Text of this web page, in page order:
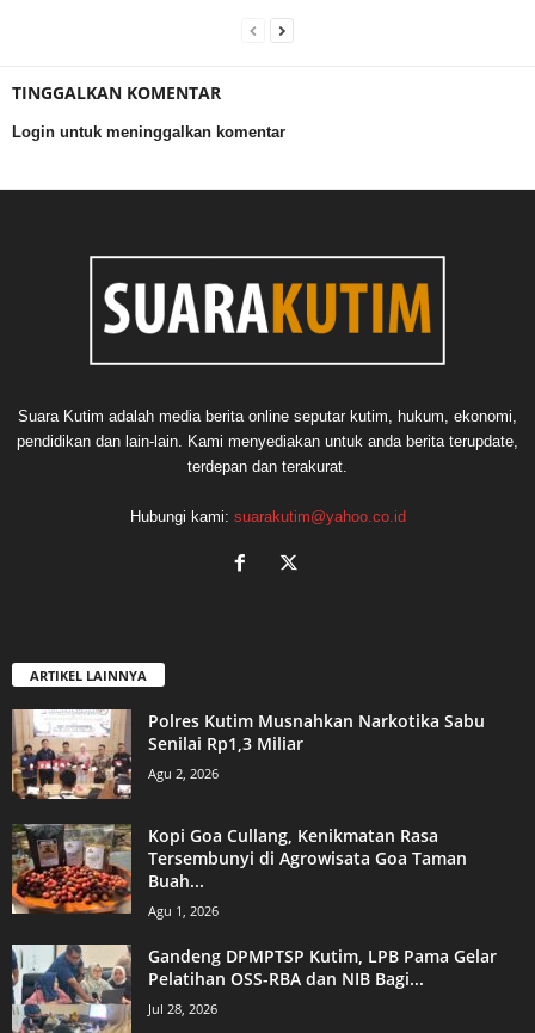
TINGGALKAN KOMENTAR
Login untuk meninggalkan komentar
Suara Kutim adalah media berita online seputar kutim, hukum, ekonomi,
pendidikan dan lain-lain. Kami menyediakan untuk anda berita terupdate,
terdepan dan terakurat.
Hubungi kami: suarakutim@yahoo.co.id
ARTIKEL LAINNYA
Polres Kutim Musnahkan Narkotika Sabu
Senilai Rp1,3 Miliar
Agu 2, 2026
Kopi Goa Cullang, Kenikmatan Rasa
Tersembunyi di Agrowisata Goa Taman
Buah...
Agu 1, 2026
Gandeng DPMPTSP Kutim, LPB Pama Gelar
Pelatihan OSS-RBA dan NIB Bagi...
Jul 28, 2026